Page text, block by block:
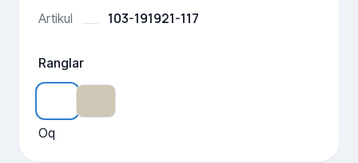
Artikul 103-191921-117
Ranglar
Oq